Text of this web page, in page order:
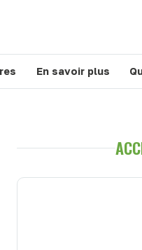
En savoir plus